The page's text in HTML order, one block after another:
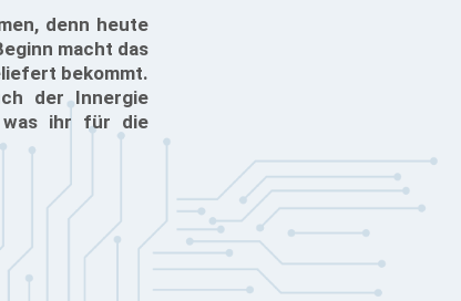
denn heute
macht das
bekommt.
der Innergie
was ihr für die